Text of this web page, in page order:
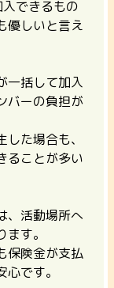
できるもの
優しいと言え
一括して加入
バーの負担が
た場合も、
ることが多い
、活動場所へ
す。
保険金が支払
です。